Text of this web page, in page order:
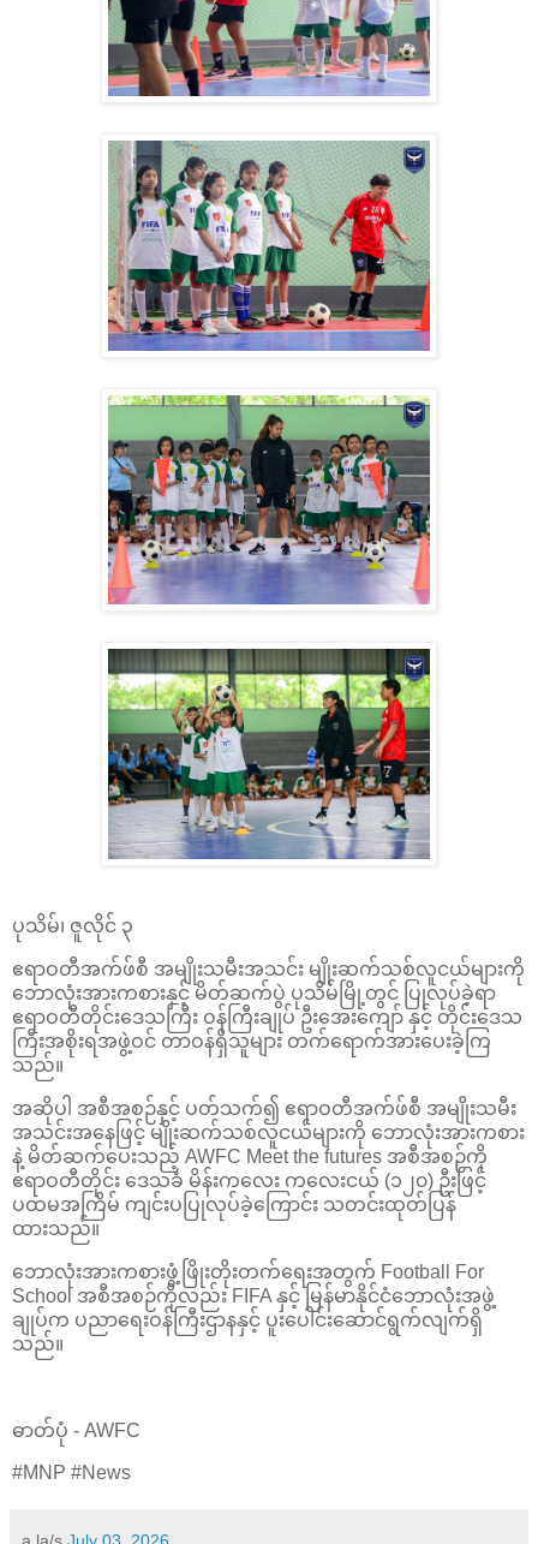
ပုသိမ်၊ ဇူလိုင် ၃
ဧရာဝတီအက်ဖ်စီ အမျိုးသမီးအသင်း မျိုးဆက်သစ်လူငယ်များကို
ဘောလုံးအားကစားနှင့် မိတ်ဆက်ပွဲ ပုသိမ်မြို့တွင် ပြုလုပ်ခဲ့ရာ
ဧရာဝတီတိုင်းဒေသကြီး ဝန်ကြီးချုပ် ဦးအေးကျော် နှင့် တိုင်းဒေသ
ကြီးအစိုးရအဖွဲ့ဝင် တာဝန်ရှိသူများ တက်ရောက်အားပေးခဲ့ကြ
သည်။
အဆိုပါ အစီအစဉ်နှင့် ပတ်သက်၍ ဧရာဝတီအက်ဖ်စီ အမျိုးသမီး
အသင်းအနေဖြင့် မျိုးဆက်သစ်လူငယ်များကို ဘောလုံးအားကစား
နဲ့ မိတ်ဆက်ပေးသည့် AWFC Meet the futures အစီအစဉ်ကို
ဧရာဝတီတိုင်း ဒေသခံ မိန်းကလေး ကလေးငယ် (၁၂၀) ဦးဖြင့်
ပထမအကြိမ် ကျင်းပပြုလုပ်ခဲ့ကြောင်း သတင်းထုတ်ပြန်
ထားသည်။
ဘောလုံးအားကစားဖွံ့ဖြိုးတိုးတက်ရေးအတွက် Football For
School အစီအစဉ်ကိုလည်း FIFA နှင့် မြန်မာနိုင်ငံဘောလုံးအဖွဲ့
ချုပ်က ပညာရေးဝန်ကြီးဌာနနှင့် ပူးပေါင်းဆောင်ရွက်လျက်ရှိ
သည်။
ဓာတ်ပုံ - AWFC
#MNP #News